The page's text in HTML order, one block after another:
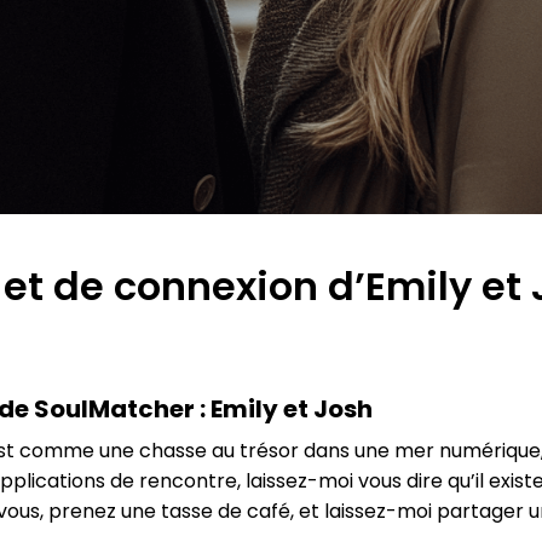
de connexion d’Emily et
SoulMatcher : Emily et Josh
comme une chasse au trésor dans une mer
de rencontre, laissez-moi vous dire qu’il
prenez une tasse de café, et laissez-moi partager